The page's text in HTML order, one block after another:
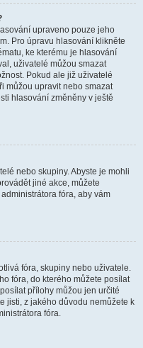
upraveno pouze jeho
Pro úpravu hlasování klikněte
ke kterému je hlasování
uživatelé můžou smazat
Pokud ale již uživatelé
můžou upravit nebo smazat
hlasování změněny v ještě
nebo skupiny. Abyste je mohli
jiné akce, můžete
fóra, aby vám
fóra, skupiny nebo uživatele.
fóra, do kterého můžete posílat
přílohy můžou jen určité
jisti, z jakého důvodu nemůžete k
fóra.